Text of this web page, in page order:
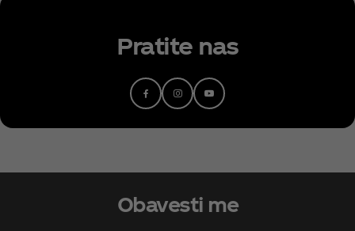
Pratite nas
Obavesti me